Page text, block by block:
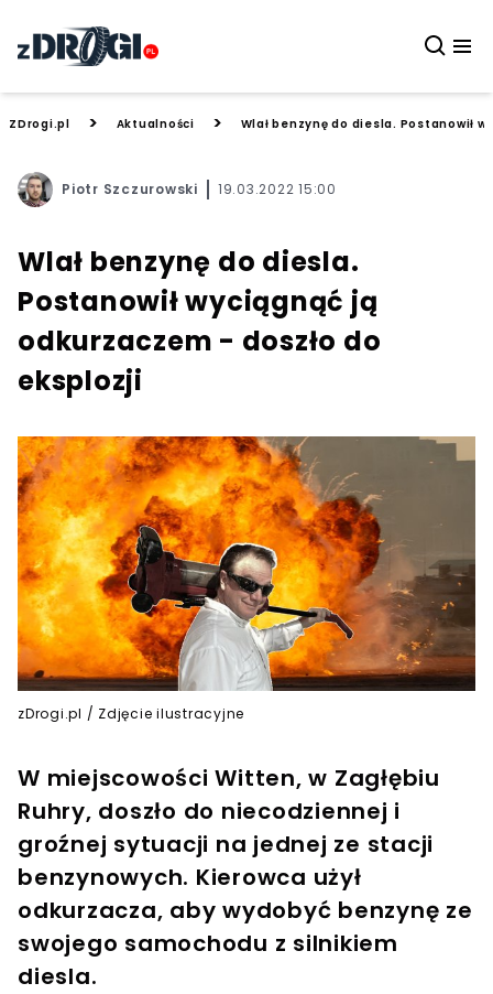
ZDrogi.pl > Aktualności > Wlał benzynę do diesla. Postanowił
Piotr Szczurowski 19.03.2022 15:00
Wlał benzynę do diesla.
Postanowił wyciągnąć ją
odkurzaczem - doszło do
eksplozji
zDrogi.pl / Zdjęcie ilustracyjne
W miejscowości Witten, w Zagłębiu
Ruhry, doszło do niecodziennej i
groźnej sytuacji na jednej ze stacji
benzynowych. Kierowca użył
odkurzacza, aby wydobyć benzynę ze
swojego samochodu z silnikiem
diesla.